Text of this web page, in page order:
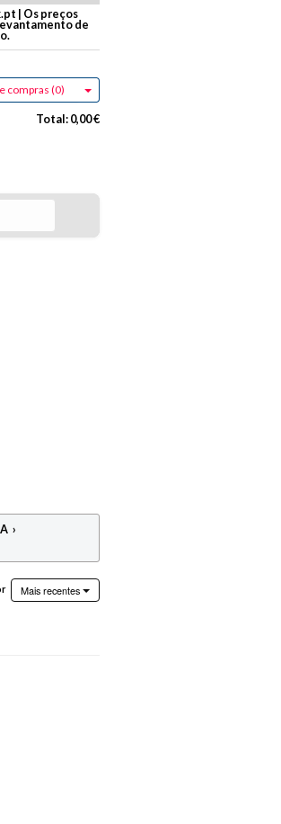
| Os preços
de
compras (0)
Total: 0,00 €
Pesquisar
›
Mais recentes